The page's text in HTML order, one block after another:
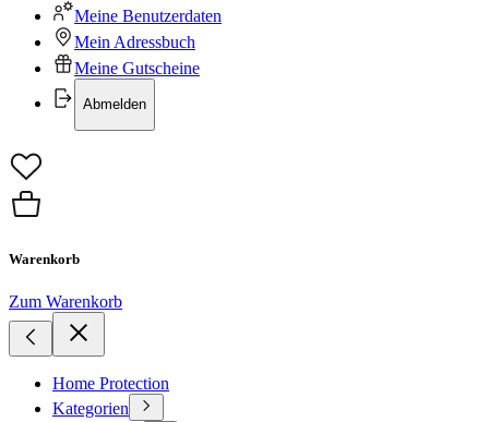
Meine Benutzerdaten
Mein Adressbuch
Meine Gutscheine
Abmelden
Warenkorb
Zum Warenkorb
Home Protection
Kategorien